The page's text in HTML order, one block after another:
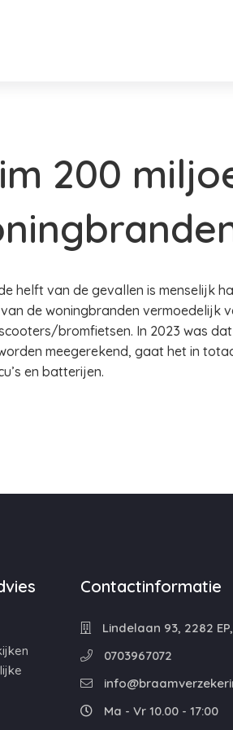
200
helft van de gevallen is menselijk
de woningbranden vermoedelijk
bromfietsen. In 2023 was
meegerekend, gaat het in
en batterijen.
Contactinformatie
Lindelaan 93, 2282
0703967072
Ma - Vr 10.00 - 17:00